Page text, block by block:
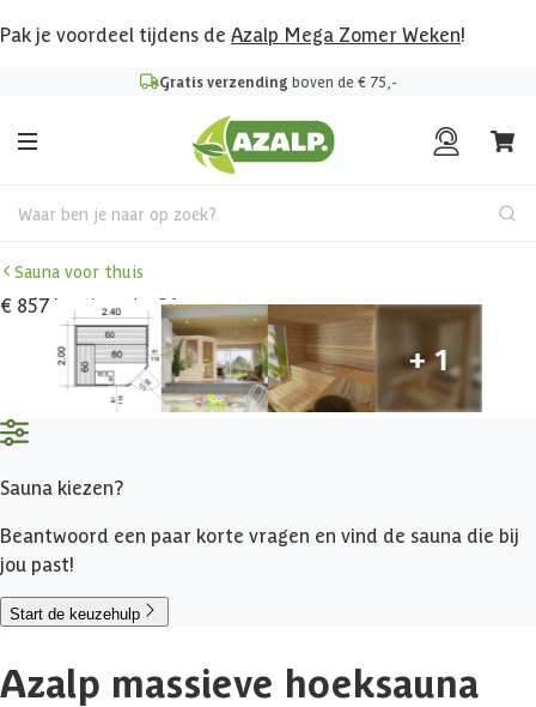
Pak je voordeel tijdens de Azalp Mega Zomer Weken!
Gratis verzending boven de € 75,-
Waar ben je naar op zoek?
Sauna voor thuis
€ 857 korting t/m 31 augustus
Sauna kiezen?
Beantwoord een paar korte vragen en vind de sauna die bij
jou past!
Start de keuzehulp
Azalp massieve hoeksauna